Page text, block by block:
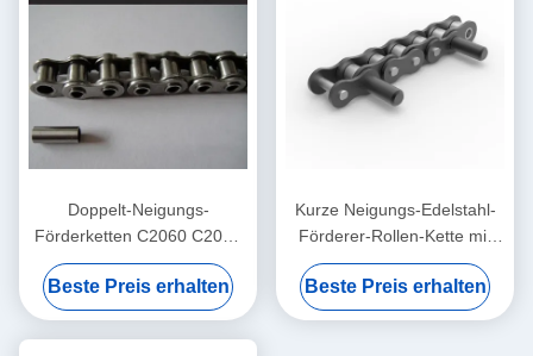
Doppelt-Neigungs-
Förderketten C2060 C2080
mit ausgedehnten Stiften
Beste Preis erhalten
Kurze Neigungs-Edelstahl-
Förderer-Rollen-Kette mit
ausgedehntem Pin
Beste Preis erhalten